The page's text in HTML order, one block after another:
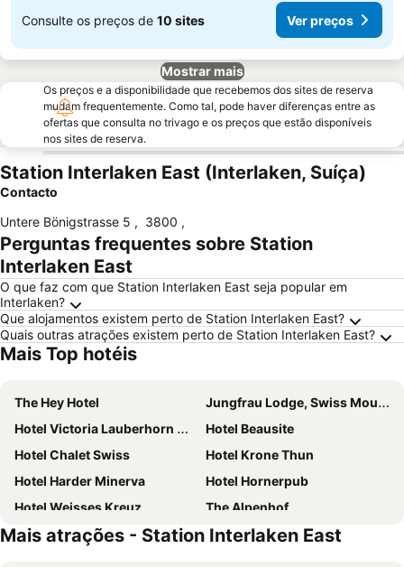
Consulte os preços de 10 sites Ver preços
Mostrar mais
Os preços e a disponibilidade que recebemos dos sites de reserva
mudam frequentemente. Como tal, pode haver diferenças entre as
ofertas que consulta no trivago e os preços que estão disponíveis
nos sites de reserva.
Station Interlaken East (Interlaken, Suíça)
Contacto
Untere Bönigstrasse 5 , 3800 ,
Perguntas frequentes sobre Station
Interlaken East
O que faz com que Station Interlaken East seja popular em
Interlaken?
Que alojamentos existem perto de Station Interlaken East?
Quais outras atrações existem perto de Station Interlaken East?
Mais Top hotéis
The Hey Hotel
Jungfrau Lodge, Swiss Mountain Hotel
Hotel Victoria Lauberhorn Wengen, a Faern Collection Hotel
Hotel Beausite
Hotel Chalet Swiss
Hotel Krone Thun
Hotel Harder Minerva
Hotel Hornerpub
Hotel Weisses Kreuz
The Alpenhof
Essential by Dorint Interlaken
Eiger Mountain & Soul Resort
Mais atrações - Station Interlaken East